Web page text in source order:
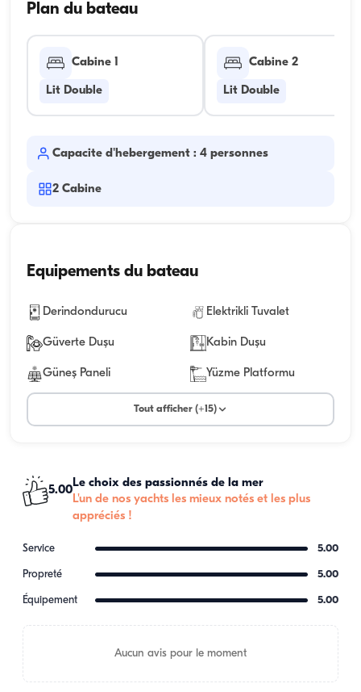
Plan du bateau
Cabine 1
Lit Double
Cabine 2
Lit Double
Capacite d'hebergement : 4 personnes
2 Cabine
Equipements du bateau
Derindondurucu Elektrikli Tuvalet
Güverte Duşu Kabin Duşu
Güneş Paneli Yüzme Platformu
Tout afficher (+15)
5.00
Le choix des passionnés de la mer
L'un de nos yachts les mieux notés et les plus
appréciés !
Service 5.00
Propreté 5.00
Équipement 5.00
Aucun avis pour le moment